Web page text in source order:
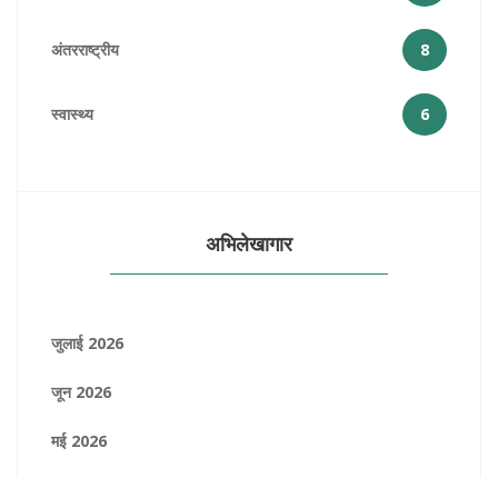
अंतरराष्ट्रीय 8
स्वास्थ्य 6
अभिलेखागार
जुलाई 2026
जून 2026
मई 2026